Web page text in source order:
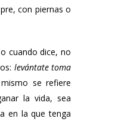
con piernas o
cuando dice, no
levántate toma
se refiere
la vida, sea
en la que tenga